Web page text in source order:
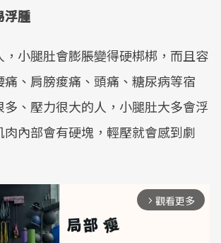
腫
，小腿肚會膨脹變得硬梆梆，而且容
痛、肩膀痠痛、頭痛、糖尿病等宿
、壓力很大的人，小腿肚大多會浮
肉內部會有硬塊，輕壓就會感到劇
arrow_forward_ios 觀看更多